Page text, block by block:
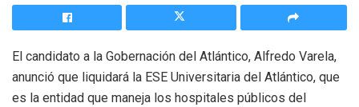
El candidato a la Gobernación del Atlántico, Alfredo Varela,
anunció que liquidará la ESE Universitaria del Atlántico, que
es la entidad que maneja los hospitales públicos del